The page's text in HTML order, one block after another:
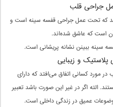
جراحی قلب
که تحت عمل جراحی قفسه سینه است و
آن است که عاشق شده‌اند.
سینه ببینن نشانه پریشانی است.
و زیبایی
مورد کسانی اتفاق می‌افتد که دارای
الته اگر در غیر این صورت باشد تعبیر
عمیق در زندگی داخلی است.